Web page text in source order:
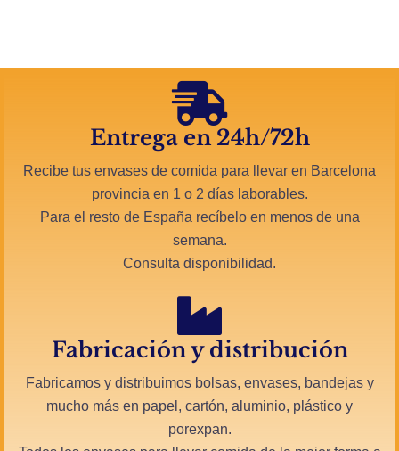
Entrega en 24h/72h
Recibe tus envases de comida para llevar en Barcelona
provincia en 1 o 2 días laborables.
Para el resto de España recíbelo en menos de una
semana.
Consulta disponibilidad.
Fabricación y distribución​
Fabricamos y distribuimos bolsas, envases, bandejas y
mucho más en papel, cartón, aluminio, plástico y
porexpan.